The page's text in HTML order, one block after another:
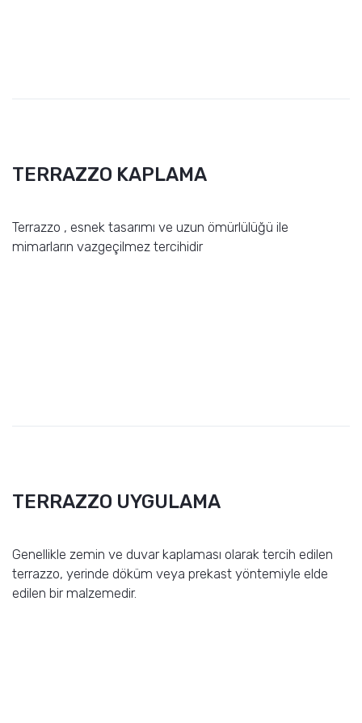
TERRAZZO KAPLAMA
Terrazzo , esnek tasarımı ve uzun ömürlülüğü ile
mimarların vazgeçilmez tercihidir
TERRAZZO UYGULAMA
Genellikle zemin ve duvar kaplaması olarak tercih edilen
terrazzo, yerinde döküm veya prekast yöntemiyle elde
edilen bir malzemedir.